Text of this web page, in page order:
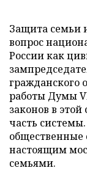
Защита семьи
вопрос
России как
гражданского
работы Думы
законов в
часть
общественные
настоящим
семьями.